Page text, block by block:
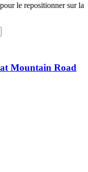
le repositionner sur la
Mountain Road